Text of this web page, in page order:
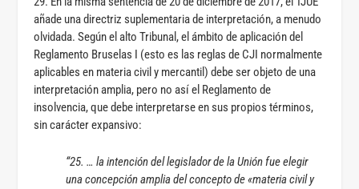
añade una directriz suplementaria de interpretación, a menudo
olvidada. Según el alto Tribunal, el ámbito de aplicación del
Reglamento Bruselas I (esto es las reglas de CJI normalmente
aplicables en materia civil y mercantil) debe ser objeto de una
interpretación amplia, pero no así el Reglamento de
insolvencia, que debe interpretarse en sus propios términos,
sin carácter expansivo:
“25. … la intención del legislador de la Unión fue elegir
una concepción amplia del concepto de «materia civil y